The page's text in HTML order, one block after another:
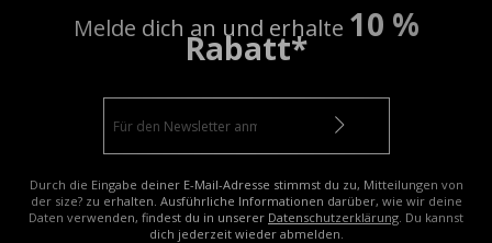
Melde dich an und erhalte 10 %
Rabatt*
Durch die Eingabe deiner E-Mail-Adresse stimmst du zu, Mitteilungen von
der size? zu erhalten. Ausführliche Informationen darüber, wie wir deine
Daten verwenden, findest du in unserer Datenschutzerklärung. Du kannst
dich jederzeit wieder abmelden.